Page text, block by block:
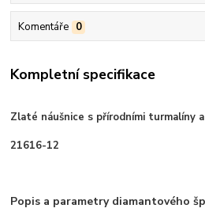
Komentáře 0
Kompletní specifikace
Zlaté náušnice s přírodními turmalíny
21616-12
Popis a parametry diamantového